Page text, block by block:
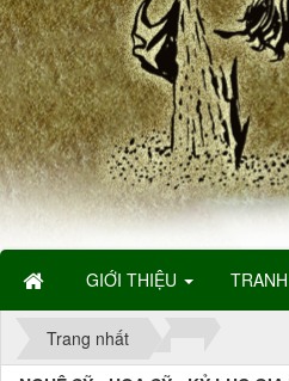
GIỚI THIỆU
Trang nhất